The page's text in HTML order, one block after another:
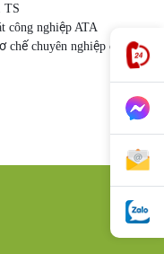
TS
công nghiệp ATA
chế chuyên nghiệp cho